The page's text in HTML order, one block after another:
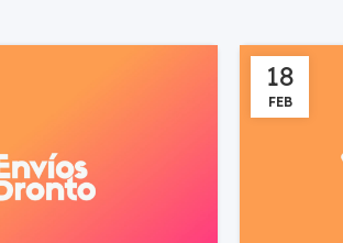
18
FEB